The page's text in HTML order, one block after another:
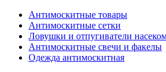
Антимоскитные товары
Антимоскитные сетки
Ловушки и отпугиватели
Антимоскитные свечи и факелы
Одежда антимоскитная